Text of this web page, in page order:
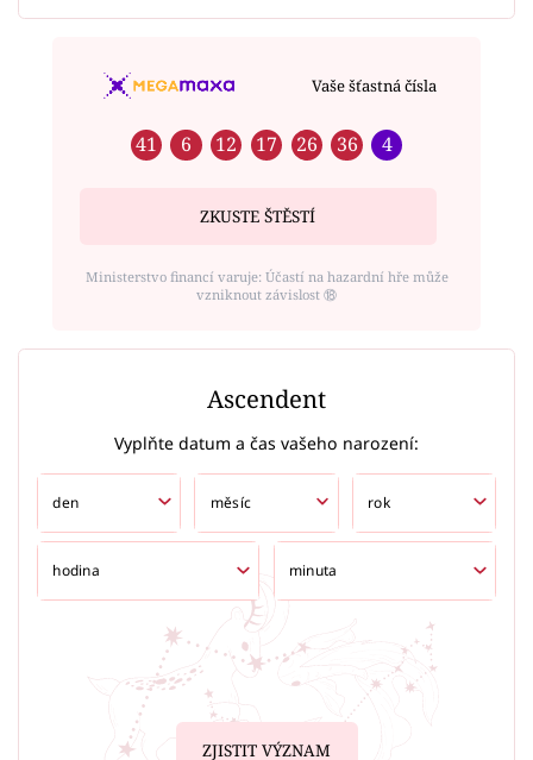
Vaše šťastná čísla
41 6 12 17 26 36 4
ZKUSTE ŠTĚSTÍ
Ministerstvo financí varuje: Účastí na hazardní hře může
vzniknout závislost ⑱
Ascendent
Vyplňte datum a čas vašeho narození:
ZJISTIT VÝZNAM